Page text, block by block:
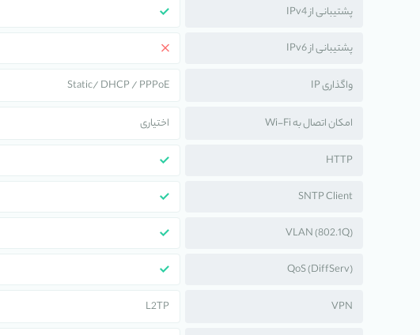
پشتیبانی از IPv4
پشتیبانی از IPv6
واگذاری IP Static/ DHCP / PPPoE
امکان اتصال به Wi-Fi اختیاری
HTTP
SNTP Client
VLAN (802.1Q)
QoS (DiffServ)
VPN
L2TP